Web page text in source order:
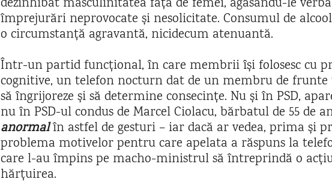
dezinhibat masculinitatea față de femei, agasându-le
împrejurări neprovocate și nesolicitate. Consumul de
o circumstanță agravantă, nicidecum atenuantă.
Într-un partid funcțional, în care membrii își folosesc cu
cognitive, un telefon nocturn dat de un membru de frunte
să îngrijoreze și să determine consecințe. Nu și în PSD,
nu în PSD-ul condus de Marcel Ciolacu, bărbatul de 55 de
anormalîn astfel de gesturi – iar dacă ar vedea, prima și
problema motivelor pentru care apelata a răspuns la
care l-au împins pe macho-ministrul să întreprindă o
hărțuirea.